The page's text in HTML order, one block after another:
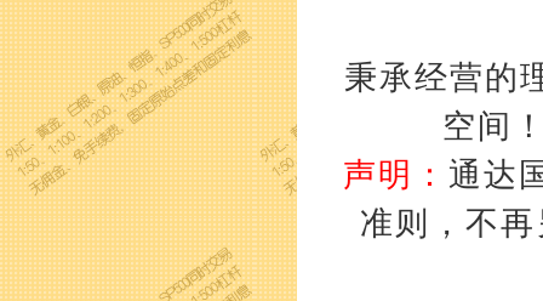
秉承经营的
空间
声明： 通达
准则，不